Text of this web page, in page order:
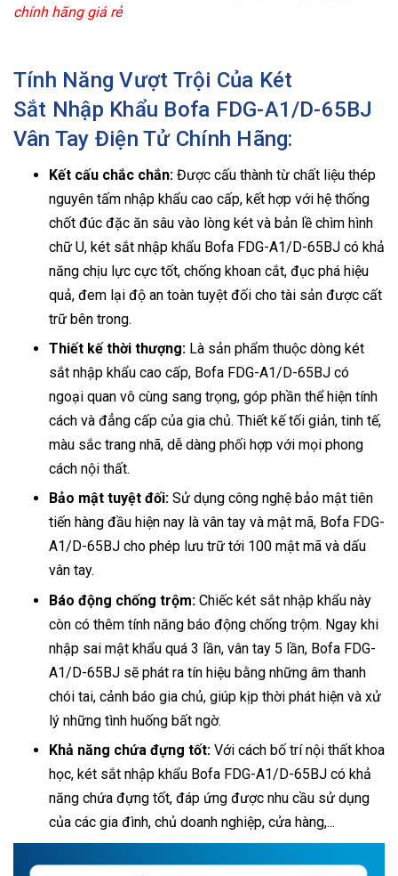
chính hãng giá rẻ
Tính Năng Vượt Trội Của Két
Sắt Nhập Khẩu Bofa FDG-A1/D-65BJ
Vân Tay Điện Tử Chính Hãng:
Kết cấu chắc chắn: Được cấu thành từ chất liệu thép
nguyên tấm nhập khẩu cao cấp, kết hợp với hệ thống
chốt đúc đặc ăn sâu vào lòng két và bản lề chìm hình
chữ U, két sắt nhập khẩu Bofa FDG-A1/D-65BJ có khả
năng chịu lực cực tốt, chống khoan cắt, đục phá hiệu
quả, đem lại độ an toàn tuyệt đối cho tài sản được cất
trữ bên trong.
Thiết kế thời thượng: Là sản phẩm thuộc dòng két
sắt nhập khẩu cao cấp, Bofa FDG-A1/D-65BJ có
ngoại quan vô cùng sang trọng, góp phần thể hiện tính
cách và đẳng cấp của gia chủ. Thiết kế tối giản, tinh tế,
màu sắc trang nhã, dễ dàng phối hợp với mọi phong
cách nội thất.
Bảo mật tuyệt đối: Sử dụng công nghệ bảo mật tiên
tiến hàng đầu hiện nay là vân tay và mật mã, Bofa FDG-
A1/D-65BJ cho phép lưu trữ tới 100 mật mã và dấu
vân tay.
Báo động chống trộm: Chiếc két sắt nhập khẩu này
còn có thêm tính năng báo động chống trộm. Ngay khi
nhập sai mật khẩu quá 3 lần, vân tay 5 lần, Bofa FDG-
A1/D-65BJ sẽ phát ra tín hiệu bằng những âm thanh
chói tai, cảnh báo gia chủ, giúp kịp thời phát hiện và xử
lý những tình huống bất ngờ.
Khả năng chứa đựng tốt: Với cách bố trí nội thất khoa
học, két sắt nhập khẩu Bofa FDG-A1/D-65BJ có khả
năng chứa đựng tốt, đáp ứng được nhu cầu sử dụng
của các gia đình, chủ doanh nghiệp, cửa hàng,...